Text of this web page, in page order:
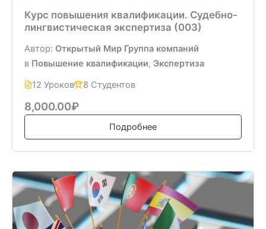
Курс повышения квалификации. Судебно-
лингвистическая экспертиза (003)
Автор: Открытый Мир Группа компаний
в Повышение квалификации, Экспертиза
12 Уроков
8 Студентов
8,000.00₽
Подробнее